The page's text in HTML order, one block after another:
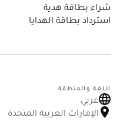
شراء بطاقة هدية
استرداد بطاقة الهدايا
اللغة والمنطقة
عربي
الإمارات العربية المتحدة